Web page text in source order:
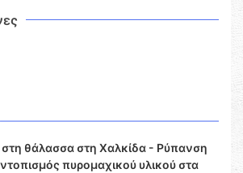
θάλασσα στη Χαλκίδα - Ρύπανση
πυρομαχικού υλικού στα